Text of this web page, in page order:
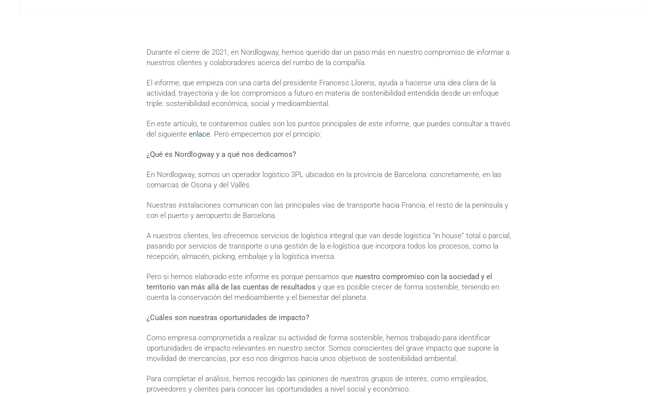
Durante el cierre de 2021, en Nordlogway, hemos querido dar un paso más en nuestro compromiso de informar a
nuestros clientes y colaboradores acerca del rumbo de la compañía.
El informe, que empieza con una carta del presidente Francesc Llorens, ayuda a hacerse una idea clara de la
actividad, trayectoria y de los compromisos a futuro en materia de sostenibilidad entendida desde un enfoque
triple: sostenibilidad económica, social y medioambiental.
En este artículo, te contaremos cuáles son los puntos principales de este informe, que puedes consultar a través
del siguiente enlace. Pero empecemos por el principio:
¿Qué es Nordlogway y a qué nos dedicamos?
En Nordlogway, somos un operador logístico 3PL ubicados en la provincia de Barcelona: concretamente, en las
comarcas de Osona y del Vallès.
Nuestras instalaciones comunican con las principales vías de transporte hacia Francia, el resto de la península y
con el puerto y aeropuerto de Barcelona.
A nuestros clientes, les ofrecemos servicios de logística integral que van desde logística “in house” total o parcial,
pasando por servicios de transporte o una gestión de la e-logística que incorpora todos los procesos, como la
recepción, almacén, picking, embalaje y la logística inversa.
Pero si hemos elaborado este informe es porque pensamos que nuestro compromiso con la sociedad y el
territorio van más allá de las cuentas de resultados y que es posible crecer de forma sostenible, teniendo en
cuenta la conservación del medioambiente y el bienestar del planeta.
¿Cuáles son nuestras oportunidades de impacto?
Como empresa comprometida a realizar su actividad de forma sostenible, hemos trabajado para identificar
oportunidades de impacto relevantes en nuestro sector. Somos conscientes del grave impacto que supone la
movilidad de mercancías, por eso nos dirigimos hacia unos objetivos de sostenibilidad ambiental.
Para completar el análisis, hemos recogido las opiniones de nuestros grupos de interés, como empleados,
proveedores y clientes para conocer las oportunidades a nivel social y económico.